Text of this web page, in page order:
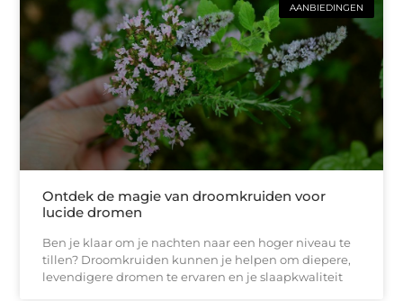
AANBIEDINGEN
Ontdek de magie van droomkruiden voor
lucide dromen
Ben je klaar om je nachten naar een hoger niveau te
tillen? Droomkruiden kunnen je helpen om diepere,
levendigere dromen te ervaren en je slaapkwaliteit